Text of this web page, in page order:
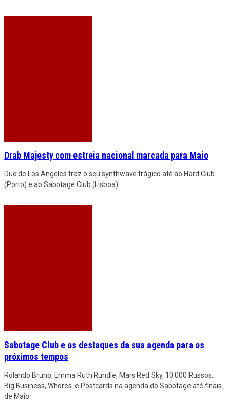
Drab Majesty com estreia nacional marcada para Maio
Duo de Los Angeles traz o seu synthwave trágico até ao Hard Club
(Porto) e ao Sabotage Club (Lisboa).
Sabotage Club e os destaques da sua agenda para os
próximos tempos
Rolando Bruno, Emma Ruth Rundle, Mars Red Sky, 10 000 Russos,
Big Business, Whores. e Postcards na agenda do Sabotage até finais
de Maio.